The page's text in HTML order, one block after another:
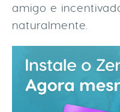
amigo e
naturalmente.